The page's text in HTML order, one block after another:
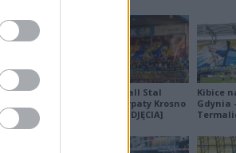
Derby Ekoball Stal
Sanok - Karpaty Krosno
na remis [ZDJĘCIA]
Kibice
Gdynia